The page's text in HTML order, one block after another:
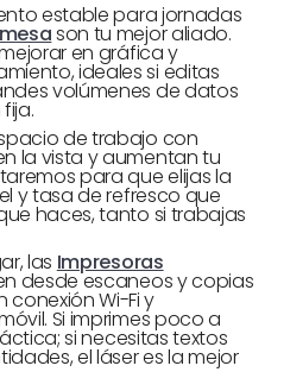
estable para jornadas
son tu mejor aliado.
en gráfica y
ideales si editas
volúmenes de datos
de trabajo con
la vista y aumentan tu
para que elijas la
y tasa de refresco que
haces, tanto si trabajas
las Impresoras
desde escaneos y copias
Wi-Fi y
Si imprimes poco a
si necesitas textos
el láser es la mejor